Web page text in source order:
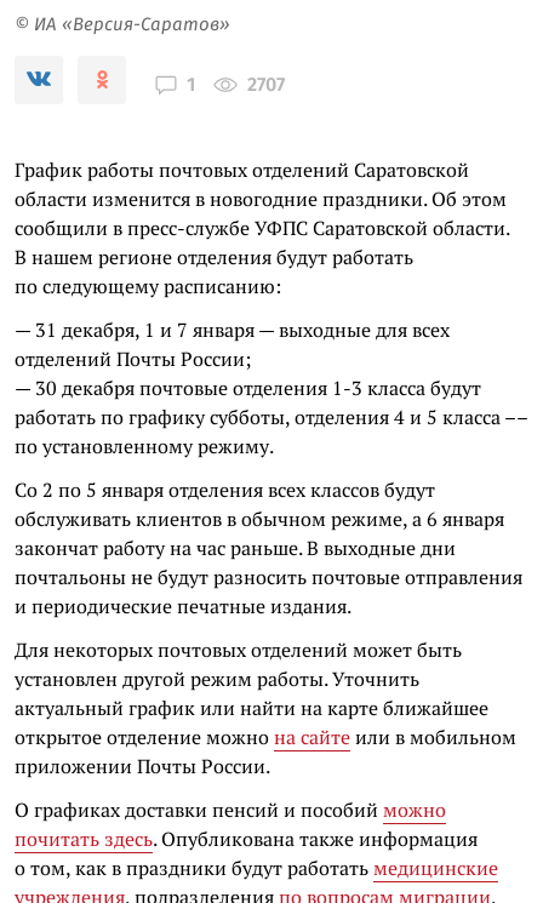
© ИА «Версия-Саратов»
1 2707
График работы почтовых отделений Саратовской
области изменится в новогодние праздники. Об этом
сообщили в пресс-службе УФПС Саратовской области.
В нашем регионе отделения будут работать
по следующему расписанию:
— 31 декабря, 1 и 7 января — выходные для всех
отделений Почты России;
— 30 декабря почтовые отделения 1-3 класса будут
работать по графику субботы, отделения 4 и 5 класса ––
по установленному режиму.
Со 2 по 5 января отделения всех классов будут
обслуживать клиентов в обычном режиме, а 6 января
закончат работу на час раньше. В выходные дни
почтальоны не будут разносить почтовые отправления
и периодические печатные издания.
Для некоторых почтовых отделений может быть
установлен другой режим работы. Уточнить
актуальный график или найти на карте ближайшее
открытое отделение можнона сайтеили в мобильном
приложении Почты России.
О графиках доставки пенсий и пособий можно
почитать здесь. Опубликована также информация
о том, как в праздники будут работатьмедицинские
учреждения, подразделенияпо вопросам миграции,